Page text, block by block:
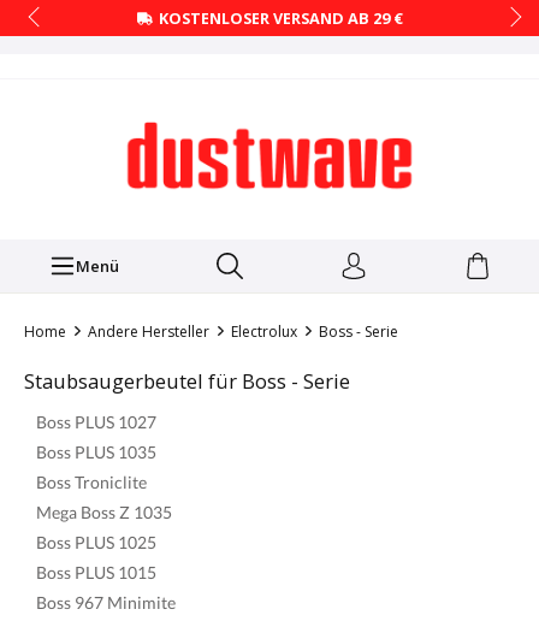
KOSTENLOSER VERSAND AB 29 €
Menü
Home Andere Hersteller Electrolux Boss - Serie
Staubsaugerbeutel für Boss - Serie
Boss PLUS 1027
Boss PLUS 1035
Boss Troniclite
Mega Boss Z 1035
Boss PLUS 1025
Boss PLUS 1015
Boss 967 Minimite